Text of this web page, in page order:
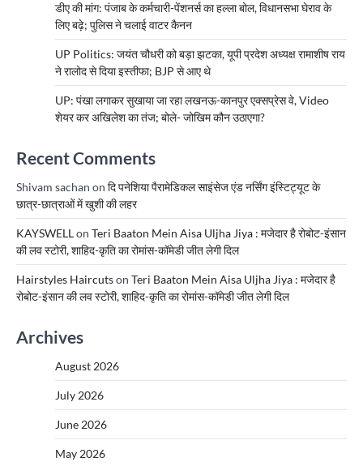
डीए की मांग: पंजाब के कर्मचारी-पेंशनर्स का हल्ला बोल, विधानसभा घेराव के
लिए बढ़े; पुलिस ने चलाई वाटर कैनन
UP Politics: जयंत चौधरी को बड़ा झटका, यूपी प्रदेश अध्यक्ष रामाशीष राय
ने रालोद से दिया इस्तीफा; BJP से आए थे
UP: पंखा लगाकर सुखाया जा रहा लखनऊ-कानपुर एक्सप्रेस वे, Video
शेयर कर अखिलेश का तंज; बोले- जोखिम कौन उठाएगा?
Recent Comments
Shivam sachan on दि पनेशिया पैरामेडिकल साइंसेज एंड नर्सिंग इंस्टिट्यूट के
छात्र-छात्राओं में खुशी की लहर
KAYSWELLon Teri Baaton Mein Aisa Uljha Jiya : मजेदार है रोबोट-इंसान
की लव स्टोरी, शाहिद-कृति का रोमांस-कॉमेडी जीत लेगी दिल
Hairstyles Haircutson Teri Baaton Mein Aisa Uljha Jiya : मजेदार है
रोबोट-इंसान की लव स्टोरी, शाहिद-कृति का रोमांस-कॉमेडी जीत लेगी दिल
Archives
August 2026
July 2026
June 2026
May 2026